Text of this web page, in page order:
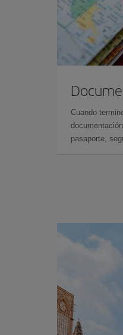
Cuando
pasaporte,